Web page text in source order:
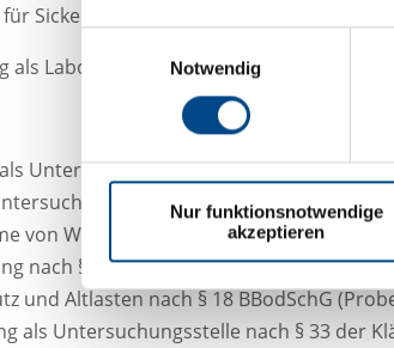
Notwendig
Nur funktionsnotwendige
akzeptieren
Sicker-, Grund- und Oberflächenwasser)
als Labor für Untersuchung von
Untersuchungsstelle für Abwasser,
für das Gebiet der
von Wasserproben aus
nach §18 BBodSchG gemäß § 1
und Altlasten nach § 18 BBodSchG
als Untersuchungsstelle nach § 33 der